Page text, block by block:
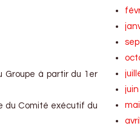
Groupe à partir du 1er
du Comité exécutif du
juin